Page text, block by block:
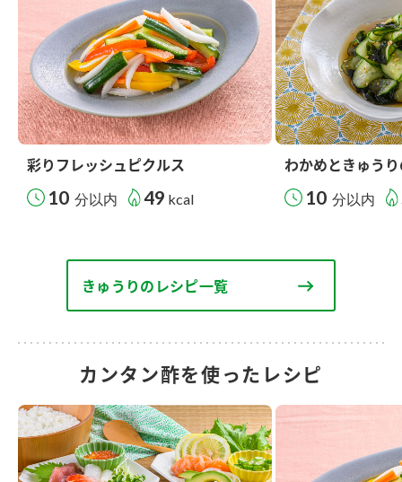
彩りフレッシュピクルス
10 分以内 49 kcal
わかめときゅう
10 分以内
きゅうりのレシピ一覧
カンタン酢を使ったレシピ